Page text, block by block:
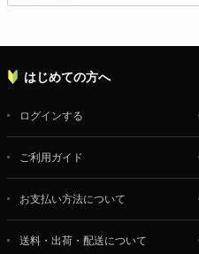
はじめての方へ
ログインする
ご利用ガイド
お支払い方法について
送料・出荷・配送について